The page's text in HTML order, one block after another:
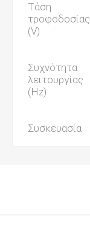
Τάση
τροφοδοσίας
(V)
Συχνότητα
λειτουργίας
(Hz)
Συσκευασία